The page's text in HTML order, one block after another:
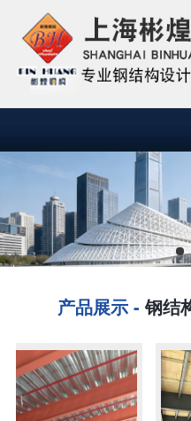
产品展示 - 钢结